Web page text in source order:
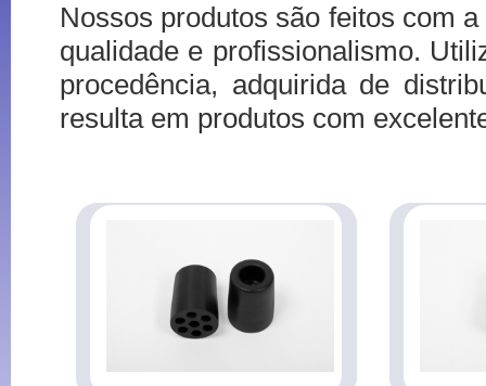
Nossos produtos são feitos com
qualidade e profissionalismo.
procedência, adquirida de
resulta em produtos com